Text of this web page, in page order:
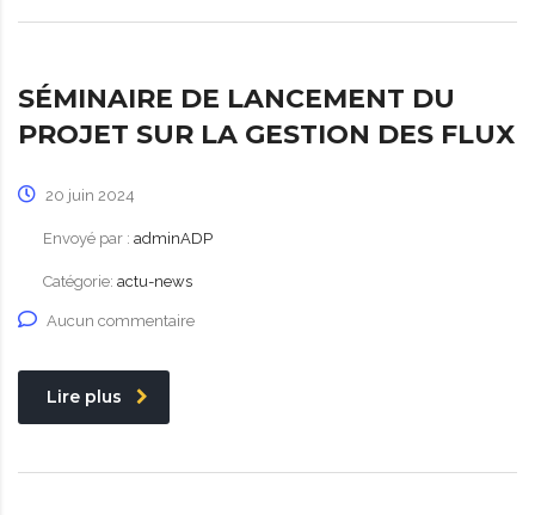
SÉMINAIRE DE LANCEMENT DU
PROJET SUR LA GESTION DES FLUX
20 juin 2024
Envoyé par : adminADP
Catégorie: actu-news
Aucun commentaire
Lire plus